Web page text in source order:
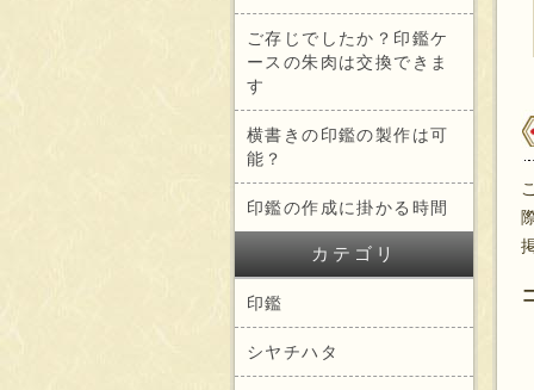
ご存じでしたか？印鑑ケ
ースの朱肉は交換できま
す
横書きの印鑑の製作は可
能？
印鑑の作成に掛かる時間
カテゴリ
印鑑
シヤチハタ